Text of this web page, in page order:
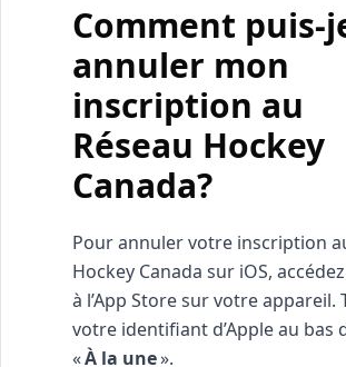
Comment puis-
annuler mon
inscription au
Réseau Hockey
Canada?
Pour annuler votre inscription
Hockey Canada sur iOS,
à l’App Store sur votre appareil.
votre identifiant d’Apple au bas
«À la une».